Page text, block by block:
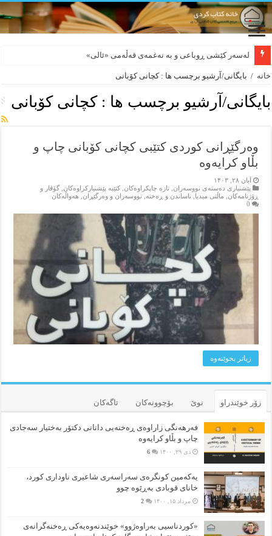
لەسەر کێشی ڕوباعی و به نەغمەی قەڵەمی «ئالی»
خانه / بایگانی/آرشیو برچسب ها : کچانی کۆبانی
بایگانی/آرشیو برچسب ها :کچانی کۆبانی
وەرگێڕانی کوردی کتێبی کچانی کۆبانی چاپ و
بڵاو کرایەوە
آبان ۲۸, ۱۴۰۳
پێشنیاری ده‌سته‌ی نووسه‌ران ,تازه‌ چاپکراوه‌کان ,کتێبه‌ پێشنیارکراوه‌کان ,گۆڤار و
ڕۆژنامه‌کان
ماڵتی میدیا ناساندن و ڕه‌خنه‌ نووسه‌ران و وه‌رگێڕان
هه‌واڵه‌کان
0
زیاتر بخوێنه‌وه‌
زۆر خوێندراو نوێ بۆچوونه‌کان تاگەکان
فەرهەنگی زاراوەی ڕەخنەیی دانانی دکتۆر بەختیار سەجادی
چاپ و بڵاو کرایەوە
دی ۲۹, ۱۴۰۰ 6
یەکەمین کونگرەی سەراسەری شاعیری‌ ناوداری کورد،
خانای قوبادی بەڕێوە چوو
مرداد ۱۵, ۱۴۰۰ 2
«کوردناسیی بەراوەژوو» خوێندنەوەیەکی ڕەخنەگرانەی